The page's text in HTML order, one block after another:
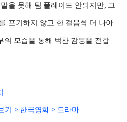
을 못해 팀 플레이도 안되지만, 그
포기하지 않고 한 걸음씩 더 나아
의 모습을 통해 벅찬 감동을 전합
기 > 한국영화 > 드라마